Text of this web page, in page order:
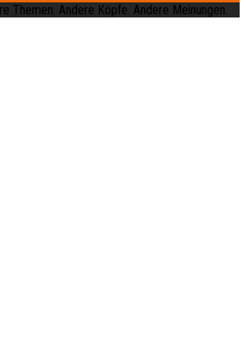
Themen. Andere Köpfe. Andere Meinungen.